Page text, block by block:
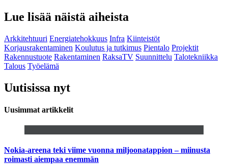
Lue lisää näistä aiheista
Arkkitehtuuri Energiatehokkuus Infra Kiinteistöt
Korjausrakentaminen Koulutus ja tutkimus Pientalo Projektit
Rakennustuote Rakentaminen RaksaTV Suunnittelu Talotekniikka
Talous Työelämä
Uutisissa nyt
Uusimmat artikkelit
Nokia-areena teki viime vuonna miljoonatappion – miinusta
roimasti aiempaa enemmän